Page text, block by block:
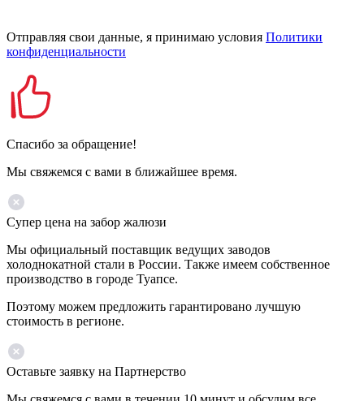
Отправляя свои данные, я принимаю условия Политики
конфиденциальности
Спасибо за обращение!
Мы свяжемся с вами в ближайшее время.
Супер цена на забор жалюзи
Мы официальный поставщик ведущих заводов
холоднокатной стали в России. Также имеем собственное
производство в городе Туапсе.
Поэтому можем предложить гарантировано лучшую
стоимость в регионе.
Оставьте заявку на Партнерство